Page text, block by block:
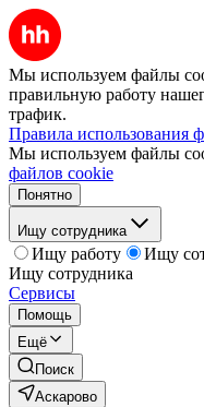
Мы используем файлы
правильную работу
трафик.
Правила использования
Мы используем файлы
файлов cookie
Понятно
Ищу сотрудника
Ищу работу
Ищу
Ищу сотрудника
Сервисы
Помощь
Ещё
Поиск
Аскарово